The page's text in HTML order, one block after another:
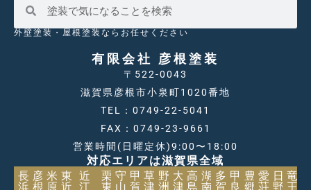
外壁塗装・屋根塗装ならお任せください
有限会社 彦根塗装
〒522-0043
滋賀県彦根市小泉町1020番地
TEL：0749-22-5041
FAX：0749-23-9661
営業時間(日曜定休)9:00〜18:00
対応エリアは滋賀県全域
長
浜
彦
根
米
原
東
近
近
江
栗
東
守
山
甲
賀
草
津
野
洲
大
津
高
島
湖
南
多
賀
甲
良
豊
郷
愛
荘
日
野
竜
王